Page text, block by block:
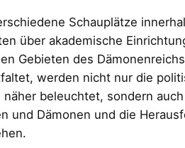
Schauplätze
über akademische
Gebieten des
werden nicht nur die
beleuchtet, sondern
und Dämonen und die